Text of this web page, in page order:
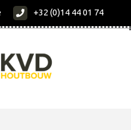
+32 (0)14 44 01 74